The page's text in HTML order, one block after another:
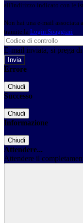
all'indirizzo indicato con le
Non hai una e-mail associata
tramite la Login Spaggiari
E-mail inviata, si prega
Errore
Chiudi
Successo
Chiudi
Informazione
Chiudi
Attendere...
Attendere il